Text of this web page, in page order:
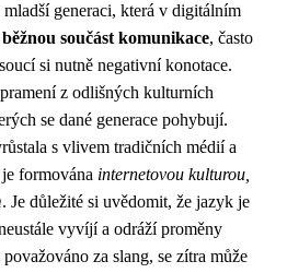
generaci, která v digitálním
běžnou součást komunikace, často
si nutně negativní konotace.
z odlišných kulturních
se dané generace pohybují.
s vlivem tradičních médií a
formována internetovou kulturou,
. Je důležité si uvědomit, že jazyk je
vyvíjí a odráží proměny
za slang, se zítra může